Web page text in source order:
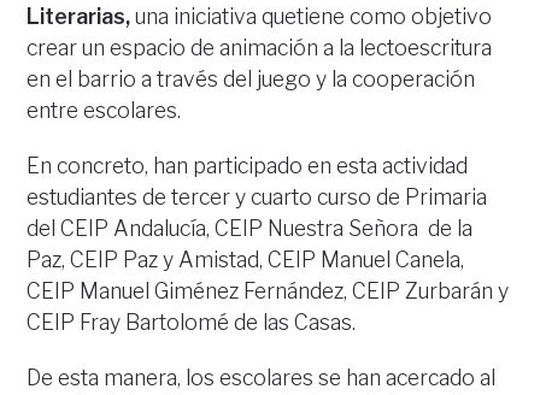
Literarias,una iniciativa quetiene como objetivo
crear un espacio de animación a la lectoescritura
en el barrio a través del juego y la cooperación
entre escolares.
En concreto, han participado en esta actividad
estudiantes de tercer y cuarto curso de Primaria
del CEIP Andalucía, CEIP Nuestra Señora de la
Paz, CEIP Paz y Amistad, CEIP Manuel Canela,
CEIP Manuel Giménez Fernández, CEIP Zurbarán y
CEIP Fray Bartolomé de las Casas.
De esta manera, los escolares se han acercado al